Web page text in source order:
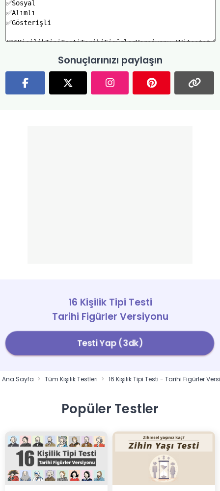
Sonuçlarınızı paylaşın
16 Kişilik Tipi Testi
Tarihi Figürler Versiyonu
Testi Yap (3dk)
Ana Sayfa Tüm Kişilik Testleri 16 Kişilik Tipi Testi - Tarihi Figürler
Popüler Testler